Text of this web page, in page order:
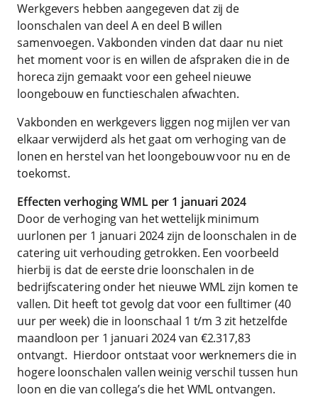
Werkgevers hebben aangegeven dat zij de
loonschalen van deel A en deel B willen
samenvoegen. Vakbonden vinden dat daar nu niet
het moment voor is en willen de afspraken die in de
horeca zijn gemaakt voor een geheel nieuwe
loongebouw en functieschalen afwachten.
Vakbonden en werkgevers liggen nog mijlen ver van
elkaar verwijderd als het gaat om verhoging van de
lonen en herstel van het loongebouw voor nu en de
toekomst.
Effecten verhoging WML per 1 januari 2024
Door de verhoging van het wettelijk minimum
uurlonen per 1 januari 2024 zijn de loonschalen in de
catering uit verhouding getrokken. Een voorbeeld
hierbij is dat de eerste drie loonschalen in de
bedrijfscatering onder het nieuwe WML zijn komen te
vallen. Dit heeft tot gevolg dat voor een fulltimer (40
uur per week) die in loonschaal 1 t/m 3 zit hetzelfde
maandloon per 1 januari 2024 van €2.317,83
ontvangt. Hierdoor ontstaat voor werknemers die in
hogere loonschalen vallen weinig verschil tussen hun
loon en die van collega’s die het WML ontvangen.